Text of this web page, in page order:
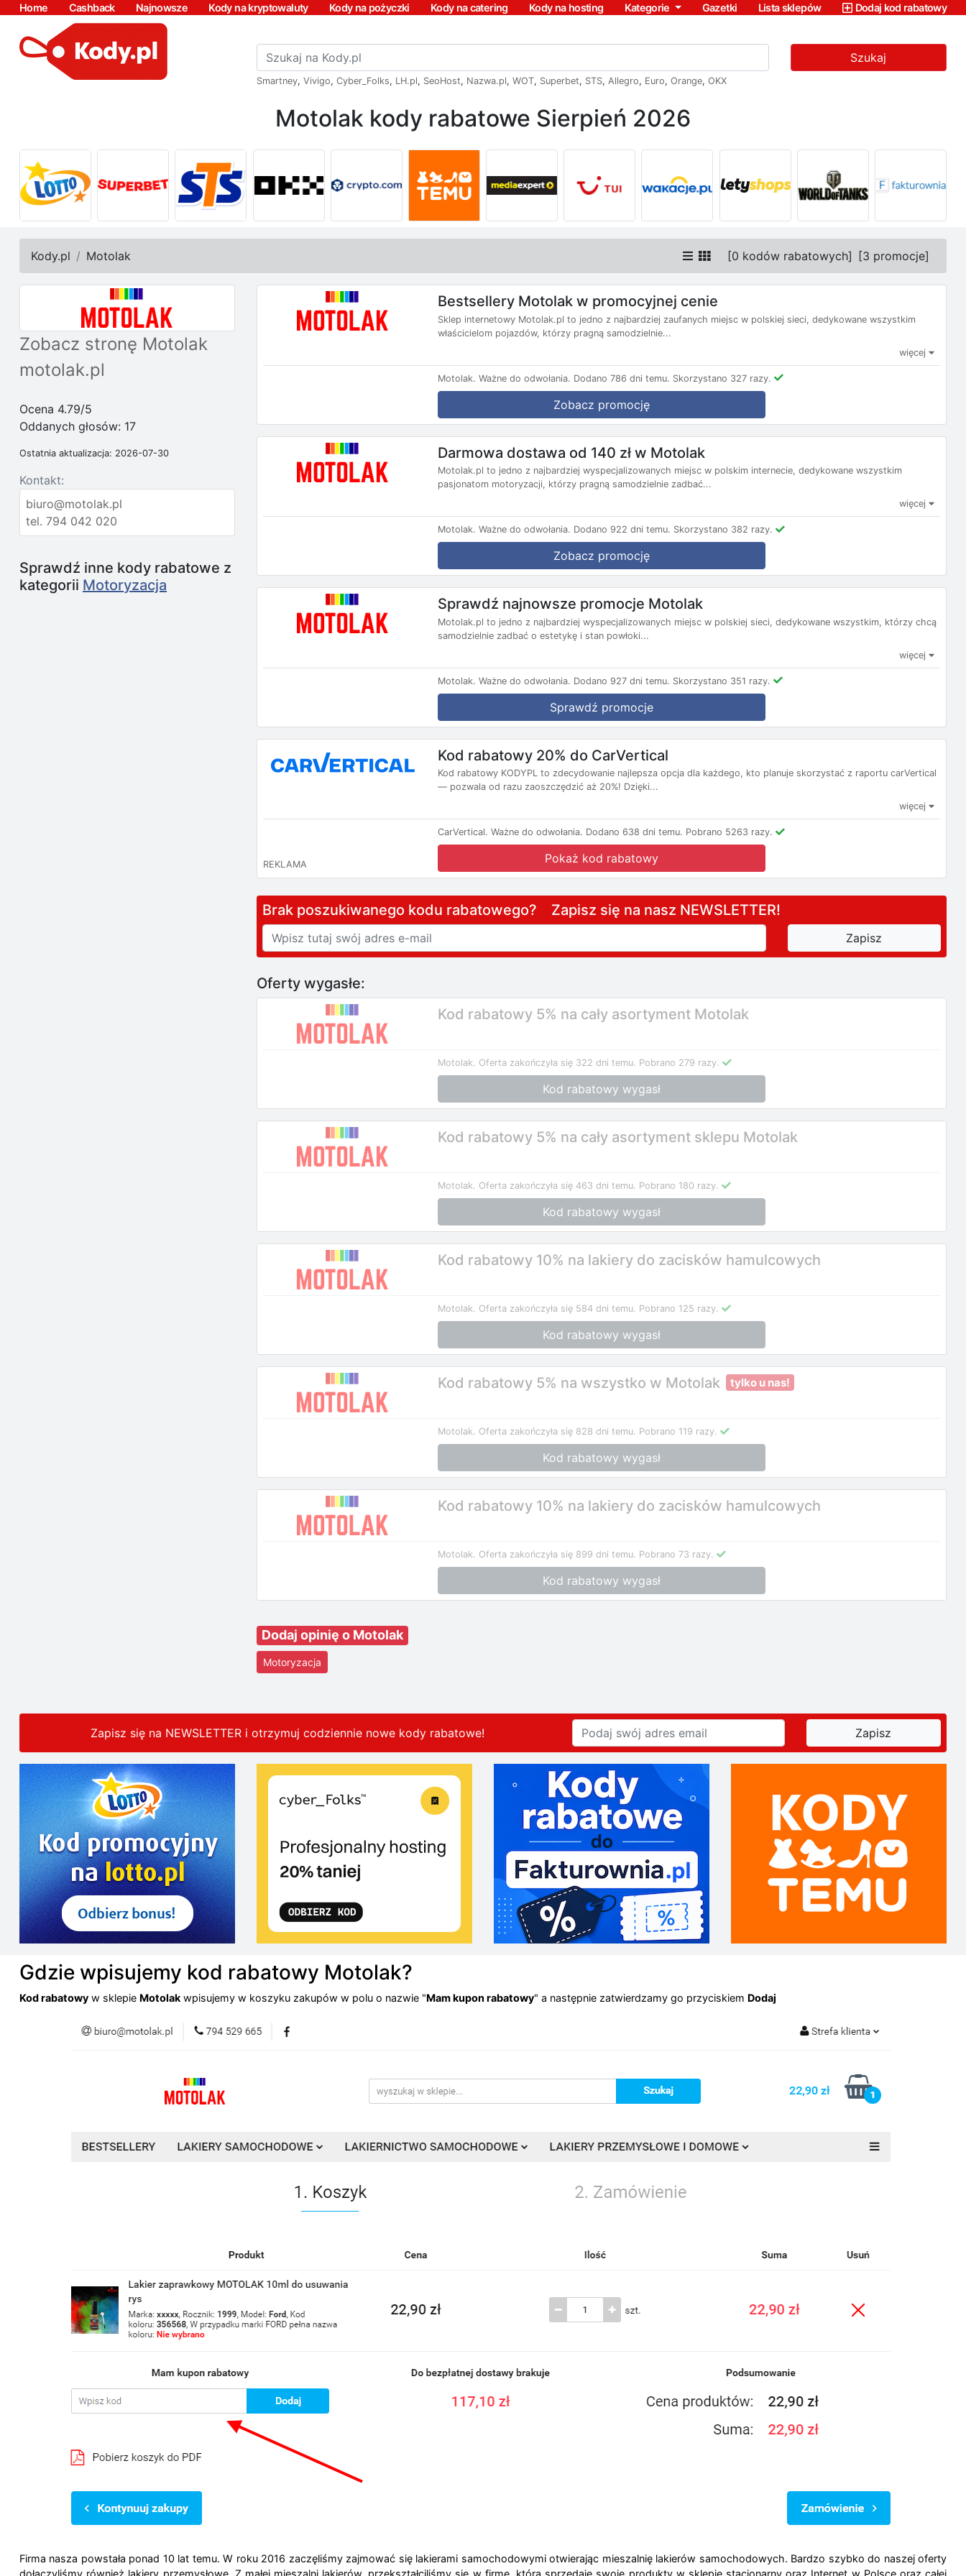
Home Cashback Najnowsze Kody na kryptowaluty Kody na pożyczki Kody na catering Kody na hosting Kategorie Gazetki Lista sklepów Dodaj kod rabatowy
Szukaj
Smartney, Vivigo, Cyber_Folks, LH.pl, SeoHost, Nazwa.pl, WOT, Superbet, STS, Allegro, Euro, Orange, OKX
Motolak kody rabatowe Sierpień 2026
Kody.pl Motolak [0 kodów rabatowych] [3 promocje]
Zobacz stronę Motolak
motolak.pl
Ocena 4.79/5
Oddanych głosów: 17
Ostatnia aktualizacja: 2026-07-30
Kontakt:
biuro@motolak.pl
tel. 794 042 020
Sprawdź inne kody rabatowe z
kategorii Motoryzacja
Bestsellery Motolak w promocyjnej cenie
Sklep internetowy Motolak.pl to jedno z najbardziej zaufanych miejsc w polskiej sieci, dedykowane wszystkim
właścicielom pojazdów, którzy pragną samodzielnie...
więcej
Motolak. Ważne do odwołania. Dodano 786 dni temu. Skorzystano 327 razy.
Zobacz promocję
Darmowa dostawa od 140 zł w Motolak
Motolak.pl to jedno z najbardziej wyspecjalizowanych miejsc w polskim internecie, dedykowane wszystkim
pasjonatom motoryzacji, którzy pragną samodzielnie zadbać...
więcej
Motolak. Ważne do odwołania. Dodano 922 dni temu. Skorzystano 382 razy.
Zobacz promocję
Sprawdź najnowsze promocje Motolak
Motolak.pl to jedno z najbardziej wyspecjalizowanych miejsc w polskiej sieci, dedykowane wszystkim, którzy chcą
samodzielnie zadbać o estetykę i stan powłoki...
więcej
Motolak. Ważne do odwołania. Dodano 927 dni temu. Skorzystano 351 razy.
Sprawdź promocje
Kod rabatowy 20% do CarVertical
Kod rabatowy KODYPL to zdecydowanie najlepsza opcja dla każdego, kto planuje skorzystać z raportu carVertical
— pozwala od razu zaoszczędzić aż 20%! Dzięki...
więcej
CarVertical. Ważne do odwołania. Dodano 638 dni temu. Pobrano 5263 razy.
REKLAMA Pokaż kod rabatowy
Brak poszukiwanego kodu rabatowego? Zapisz się na nasz NEWSLETTER!
Oferty wygasłe:
Kod rabatowy 5% na cały asortyment Motolak
Motolak. Oferta zakończyła się 322 dni temu. Pobrano 279 razy.
Kod rabatowy wygasł
Kod rabatowy 5% na cały asortyment sklepu Motolak
Motolak. Oferta zakończyła się 463 dni temu. Pobrano 180 razy.
Kod rabatowy wygasł
Kod rabatowy 10% na lakiery do zacisków hamulcowych
Motolak. Oferta zakończyła się 584 dni temu. Pobrano 125 razy.
Kod rabatowy wygasł
Kod rabatowy 5% na wszystko w Motolak tylko u nas!
Motolak. Oferta zakończyła się 828 dni temu. Pobrano 119 razy.
Kod rabatowy wygasł
Kod rabatowy 10% na lakiery do zacisków hamulcowych
Motolak. Oferta zakończyła się 899 dni temu. Pobrano 73 razy.
Kod rabatowy wygasł
Dodaj opinię o Motolak
Motoryzacja
Zapisz się na NEWSLETTER i otrzymuj codziennie nowe kody rabatowe!
Gdzie wpisujemy kod rabatowy Motolak?
Kod rabatowy w sklepie Motolak wpisujemy w koszyku zakupów w polu o nazwie "Mam kupon rabatowy" a następnie zatwierdzamy go przyciskiem Dodaj
Firma nasza powstała ponad 10 lat temu. W roku 2016 zaczęliśmy zajmować się lakierami samochodowymi otwierając mieszalnię lakierów samochodowych. Bardzo szybko do naszej oferty
dołączyliśmy również lakiery przemysłowe. Z małej mieszalni lakierów, przekształciliśmy się w firmę, która sprzedaje swoje produkty w sklepie stacjonarny oraz Internet w Polsce oraz całej